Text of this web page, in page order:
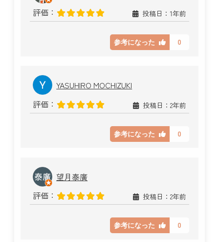
評価：
投稿日：1年前
参考になった 0
YASUHIRO MOCHIZUKI
評価：
投稿日：2年前
参考になった 0
望月泰廣
評価：
投稿日：2年前
参考になった 0